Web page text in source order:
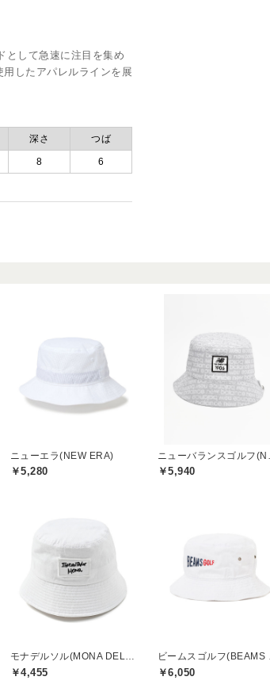
として急速に注目を集め
したアパレルラインを展
深さ つば
8 6
ニューエラ(NEW ERA)
￥5,280 ￥5,940
￥4,455 ￥6,050